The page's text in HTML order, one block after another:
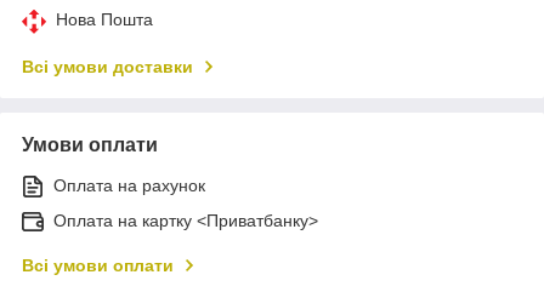
Нова Пошта
Всі умови доставки
Умови оплати
Оплата на рахунок
Оплата на картку <Приватбанку>
Всі умови оплати